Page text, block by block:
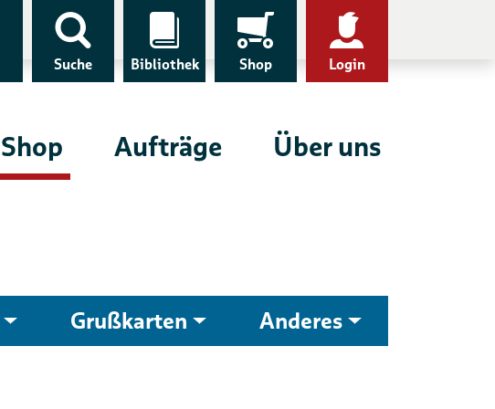
Suche Bibliothek Shop Login
Shop Aufträge Über uns
Grußkarten Anderes